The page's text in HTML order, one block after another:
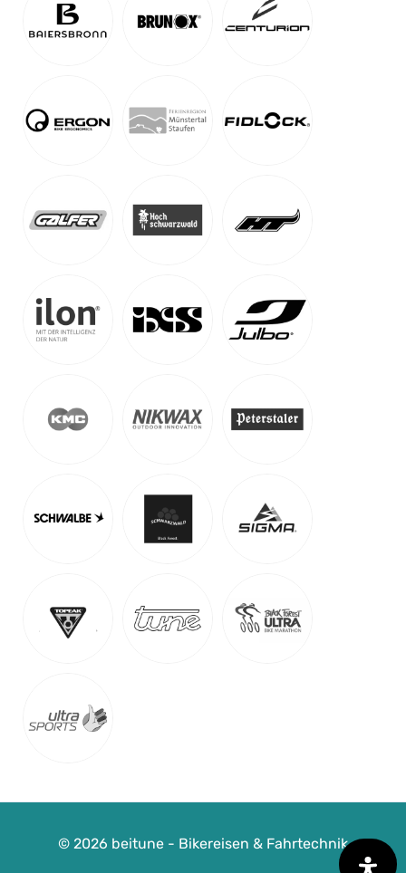
© 2026 beitune - Bikereisen & Fahrtechnik